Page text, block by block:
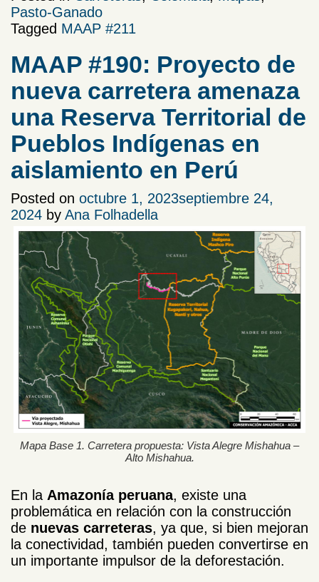
Pasto-Ganado
Tagged MAAP #211
MAAP #190: Proyecto de
nueva carretera amenaza
una Reserva Territorial de
Pueblos Indígenas en
aislamiento en Perú
Posted on octubre 1, 2023septiembre 24,
2024 by Ana Folhadella
Mapa Base 1. Carretera propuesta: Vista Alegre Mishahua –
Alto Mishahua.
En la Amazonía peruana, existe una
problemática en relación con la construcción
de nuevas carreteras, ya que, si bien mejoran
la conectividad, también pueden convertirse en
un importante impulsor de la deforestación.